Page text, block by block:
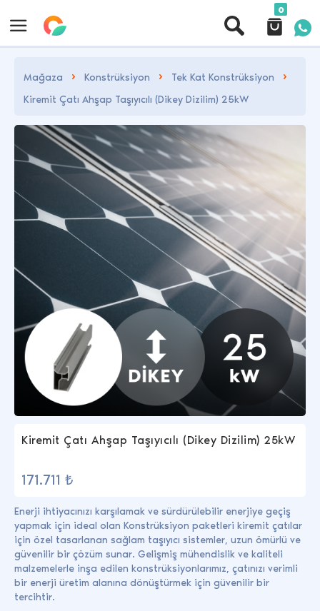
0
Mağaza Konstrüksiyon
Tek Kat Konstrüksiyon
Kiremit Çatı Ahşap Taşıyıcılı (Dikey Dizilim) 25kW
Kiremit Çatı Ahşap Taşıyıcılı (Dikey Dizilim) 25kW
171.711 ₺
Enerji ihtiyacınızı karşılamak ve sürdürülebilir enerjiye geçiş
yapmak için ideal olan Konstrüksiyon paketleri kiremit çatılar
için özel tasarlanan sağlam taşıyıcı sistemler, uzun ömürlü ve
güvenilir bir çözüm sunar. Gelişmiş mühendislik ve kaliteli
malzemelerle inşa edilen konstrüksiyonlarımız, çatınızı verimli
bir enerji üretim alanına dönüştürmek için güvenilir bir
tercihtir.